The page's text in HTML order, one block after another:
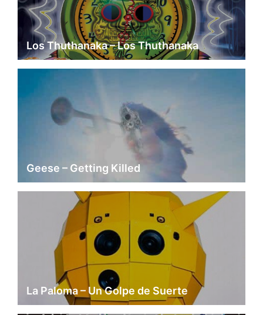
Los Thuthanaka – Los Thuthanaka
Geese – Getting Killed
La Paloma – Un Golpe de Suerte